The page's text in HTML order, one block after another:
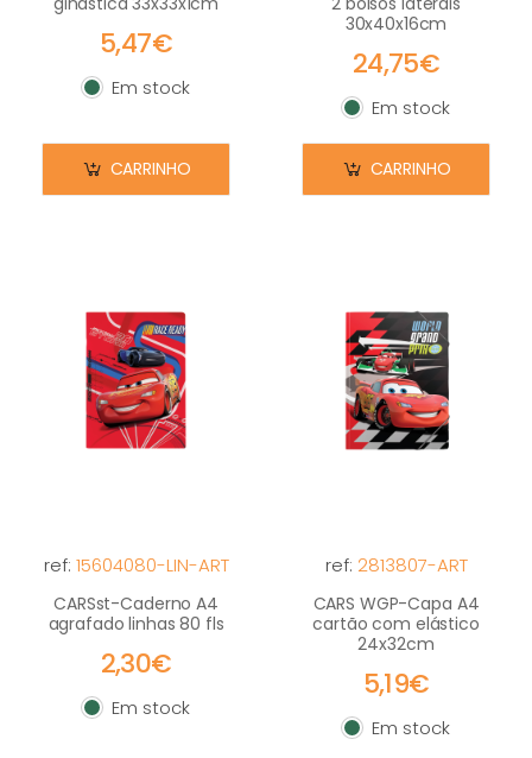
5,47€
Em stock
Em stock
CARRINHO
30x40x16cm
24,75€
Em stock
Em stock
CARRINHO
ref: 15604080-LIN-ART
CARSst-Caderno A4
agrafado linhas 80 fls
2,30€
Em stock
Em stock
ref: 2813807-ART
CARS WGP-Capa A4
cartão com elástico
24x32cm
5,19€
Em stock
Em stock